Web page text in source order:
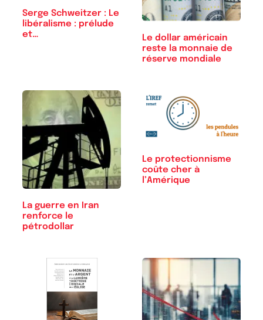
Serge Schweitzer : Le
libéralisme : prélude
et…
Le dollar américain
reste la monnaie de
réserve mondiale
La guerre en Iran
renforce le
pétrodollar
Le protectionnisme
coûte cher à
l’Amérique